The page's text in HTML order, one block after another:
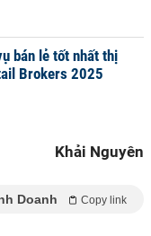
bán lẻ tốt nhất thị
Brokers 2025
Khải Nguyên
Doanh Copy link